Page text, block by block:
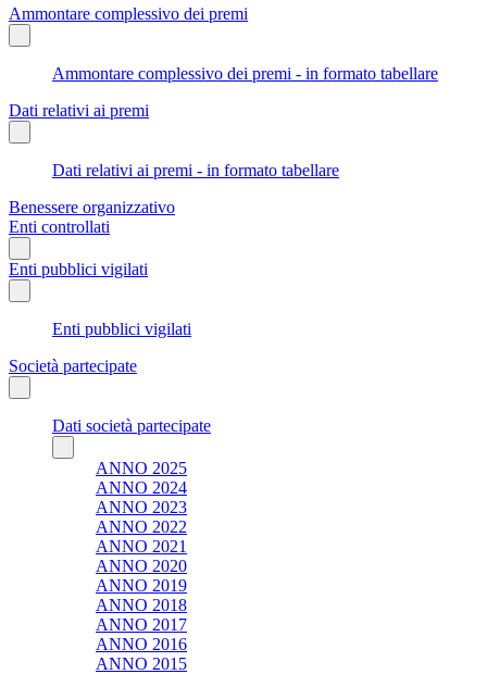
Ammontare complessivo dei premi
Ammontare complessivo dei premi - in formato tabellare
Dati relativi ai premi
Dati relativi ai premi - in formato tabellare
Benessere organizzativo
Enti controllati
Enti pubblici vigilati
Enti pubblici vigilati
Società partecipate
Dati società partecipate
ANNO 2025
ANNO 2024
ANNO 2023
ANNO 2022
ANNO 2021
ANNO 2020
ANNO 2019
ANNO 2018
ANNO 2017
ANNO 2016
ANNO 2015